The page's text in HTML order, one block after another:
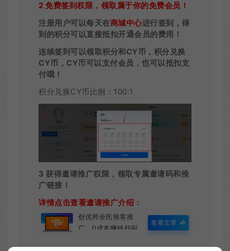
2 免费签到权限，领取属于你的免费会员！
注册用户可以每天在商城中心进行签到，得
到的积分可以直接抵扣开通会员的费用！
连续签到可以领取积分和CY币，积分兑换
CY币，CY币可以支付会员，也可以抵扣支
付哦！
积分兑换CY币比例：100:1
3 获得邀请推广权限，领取专属邀请码和推
广链接！
详情点击查看邀请推广介绍：
创优邦全民推客推
广，0成本赚钱好副
查看文章